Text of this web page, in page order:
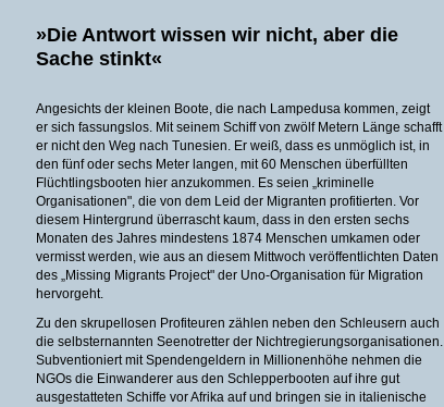
»Die Antwort wissen wir nicht, aber die
Sache stinkt«
Angesichts der kleinen Boote, die nach Lampedusa kommen, zeigt
er sich fassungslos. Mit seinem Schiff von zwölf Metern Länge schafft
er nicht den Weg nach Tunesien. Er weiß, dass es unmöglich ist, in
den fünf oder sechs Meter langen, mit 60 Menschen überfüllten
Flüchtlingsbooten hier anzukommen. Es seien „kriminelle
Organisationen", die von dem Leid der Migranten profitierten. Vor
diesem Hintergrund überrascht kaum, dass in den ersten sechs
Monaten des Jahres mindestens 1874 Menschen umkamen oder
vermisst werden, wie aus an diesem Mittwoch veröffentlichten Daten
des „Missing Migrants Project" der Uno-Organisation für Migration
hervorgeht.
Zu den skrupellosen Profiteuren zählen neben den Schleusern auch
die selbsternannten Seenotretter der Nichtregierungsorganisationen.
Subventioniert mit Spendengeldern in Millionenhöhe nehmen die
NGOs die Einwanderer aus den Schlepperbooten auf ihre gut
ausgestatteten Schiffe vor Afrika auf und bringen sie in italienische